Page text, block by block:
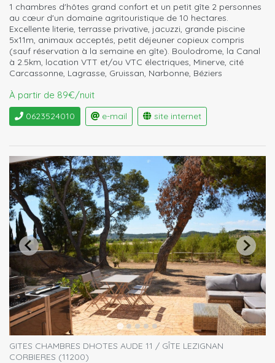
1 chambres d'hôtes grand confort et un petit gîte 2 personnes
au cœur d'un domaine agritouristique de 10 hectares.
Excellente literie, terrasse privative, jacuzzi, grande piscine
5x11m, animaux acceptés, petit déjeuner copieux compris
(sauf réservation à la semaine en gîte). Boulodrome, la Canal
à 2.5km, location VTT et/ou VTC électriques, Minerve, cité
Carcassonne, Lagrasse, Gruissan, Narbonne, Béziers
À partir de 89€/nuit
0623524010 e-mail site internet
GITES CHAMBRES DHOTES AUDE 11 / GÎTE LEZIGNAN
CORBIERES (11200)